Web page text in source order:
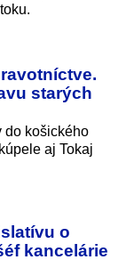
starých
do košického
aj Tokaj
o
kancelárie